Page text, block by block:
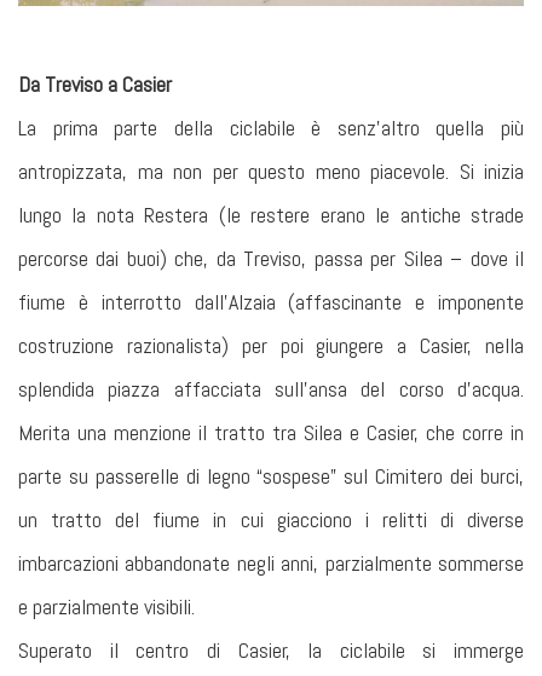
Da Treviso a Casier
La prima parte della ciclabile è senz’altro quella più
antropizzata, ma non per questo meno piacevole. Si inizia
lungo la nota Restera (le restere erano le antiche strade
percorse dai buoi) che, da Treviso, passa per Silea – dove il
fiume è interrotto dall’Alzaia (affascinante e imponente
costruzione razionalista) per poi giungere a Casier, nella
splendida piazza affacciata sull’ansa del corso d’acqua.
Merita una menzione il tratto tra Silea e Casier, che corre in
parte su passerelle di legno “sospese” sul Cimitero dei burci,
un tratto del fiume in cui giacciono i relitti di diverse
imbarcazioni abbandonate negli anni, parzialmente sommerse
e parzialmente visibili.
Superato il centro di Casier, la ciclabile si immerge